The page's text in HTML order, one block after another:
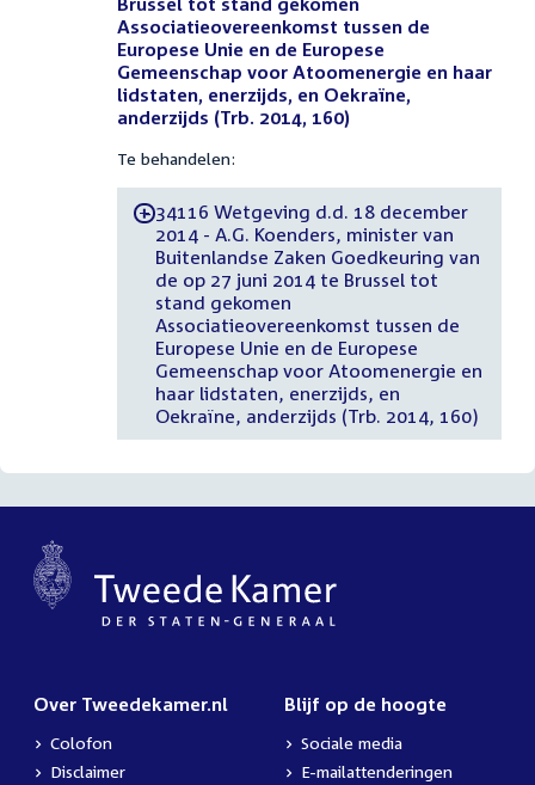
Associatieovereenkomst tussen de
Europese Unie en de Europese
Gemeenschap voor Atoomenergie en haar
lidstaten, enerzijds, en Oekraïne,
anderzijds (Trb. 2014, 160)
Te behandelen:
-34116 Wetgeving d.d. 18 december
2014 - A.G. Koenders, minister van
Buitenlandse Zaken Goedkeuring van
de op 27 juni 2014 te Brussel tot
stand gekomen
Associatieovereenkomst tussen de
Europese Unie en de Europese
Gemeenschap voor Atoomenergie en
haar lidstaten, enerzijds, en
Oekraïne, anderzijds (Trb. 2014, 160)
Over Tweedekamer.nl
Colofon
Disclaimer
Blijf op de hoogte
Sociale media
E-mailattenderingen